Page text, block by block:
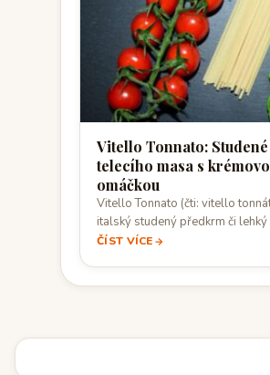
Vitello Tonnato:
telecího masa s
omáčkou
Vitello Tonnato (čti: vitello
italský studený předkrm či
pocházející…
ČÍST VÍCE